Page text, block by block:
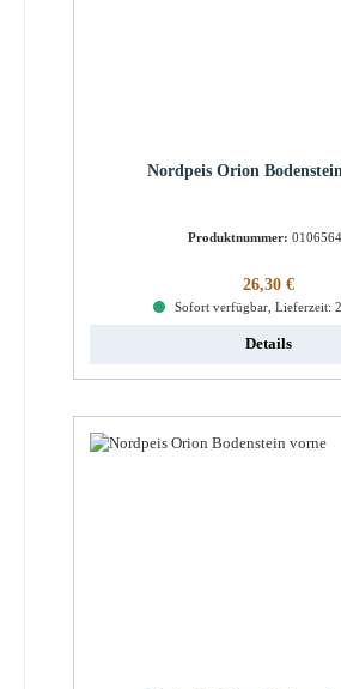
Nordpeis Orion
Produktnummer:
Regulärer Preis:
26,30 €
Sofort verfügbar, Lieferzeit:
Details